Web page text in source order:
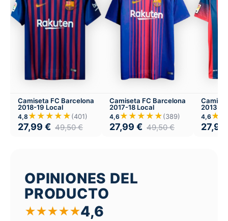
Camiseta FC Barcelona
2018-19 Local
4,8 ★★★★★(401)
27,99 € 49,50€
Camiseta FC Barcelona
2017-18 Local
4,6 ★★★★★(389)
27,99 € 49,50€
2013-
4,6
27,99
OPINIONES DEL
PRODUCTO
★★★★★4,6